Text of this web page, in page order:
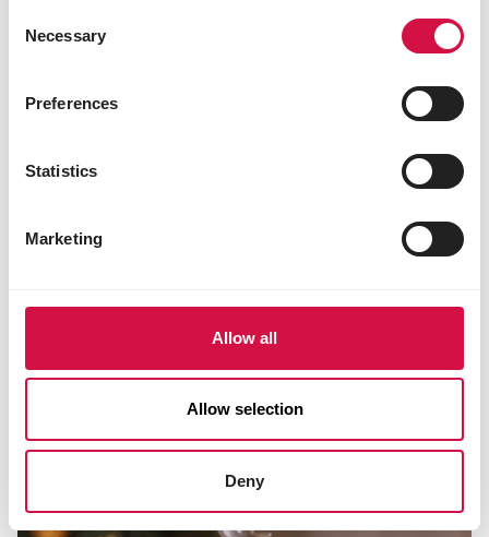
Selection
Necessary
Preferences
Statistics
Marketing
Allow all
Allow selection
Deny
des jouets pour chat tels que maisons